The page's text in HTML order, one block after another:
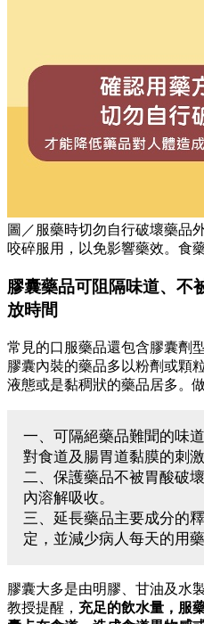
圖／服藥時切勿自行破壞藥品
咬碎服用，以免影響藥效。食
膠囊藥品可阻隔味道、不
放時間
常見的口服藥品還包含膠囊劑
膠囊內裝的藥品多以粉劑或顆
液態或是黏稠狀的藥品居多。
一、可隔絕藥品難聞的味
對食道及腸胃道黏膜的刺激
二、保護藥品不被胃酸破
內溶解吸收。
三、延長藥品主要成分的
定，並減少病人每天的用藥
膠囊大多是由明膠、甘油及水
教授提醒， 充足的飲水量，服